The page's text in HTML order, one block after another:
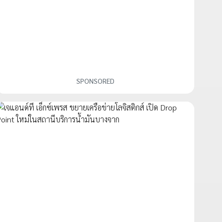
SPONSORED